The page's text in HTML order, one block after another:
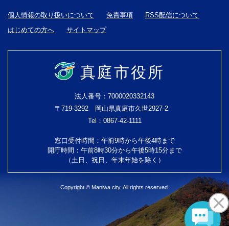
個人情報の取り扱いについて 免責事項
RSS配信について
はじめての方へ
サイトマップ
真庭市役所
法人番号：7000020332143
〒719-3292 岡山県真庭市久世2927-2
Tel：0867-42-1111
窓口受付時間：午前9時から午後4時まで
開庁時間：午前8時30分から午後5時15分まで
（土日、祝日、年末年始を除く）
Copyright © Maniwa city. All rights reserved.